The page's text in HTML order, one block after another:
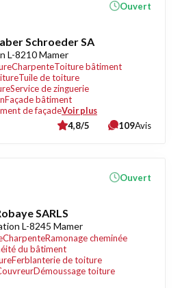
Schroeder SA
L-8210 Mamer
CharpenteToiture bâtiment
Tuile de toiture
Service de zinguerie
Façade bâtiment
de façadeVoir plus
Ouvert
4,8/5 109Avis
SARLS
L-8245 Mamer
CharpenteRamonage cheminée
du bâtiment
Ferblanterie de toiture
Démoussage toiture
Ouvert